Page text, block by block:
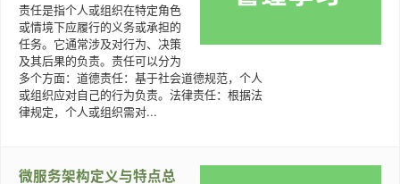
责任是指个人或组织在特定角色
或情境下应履行的义务或承担的
任务。它通常涉及对行为、决策
及其后果的负责。责任可以分为
多个方面：道德责任：基于社会道德规范，个人
或组织应对自己的行为负责。法律责任：根据法
律规定，个人或组织需对...
微服务架构定义与特点总